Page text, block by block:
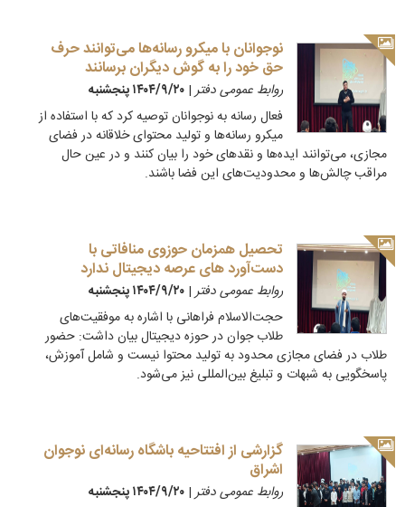
نوجوانان با میکرو رسانه‌ها می‌توانند حرف
حق خود را به گوش دیگران برسانند
روابط عمومی دفتر| ۱۴۰۴/۹/۲۰ پنجشنبه
فعال رسانه به نوجوانان توصیه کرد که با استفاده از
میکرو رسانه‌ها و تولید محتوای خلاقانه در فضای
مجازی، می‌توانند ایده‌ها و نقدهای خود را بیان کنند و در عین حال
مراقب چالش‌ها و محدودیت‌های این فضا باشند.
تحصیل همزمان حوزوی منافاتی با
دست‌آورد های عرصه دیجیتال ندارد
روابط عمومی دفتر| ۱۴۰۴/۹/۲۰ پنجشنبه
حجت‌الاسلام فراهانی با اشاره به موفقیت‌های
طلاب جوان در حوزه دیجیتال بیان داشت: حضور
طلاب در فضای مجازی محدود به تولید محتوا نیست و شامل آموزش،
پاسخگویی به شبهات و تبلیغ بین‌المللی نیز می‌شود.
گزارشی از افتتاحیه باشگاه رسانه‌ای نوجوان
اشراق
روابط عمومی دفتر| ۱۴۰۴/۹/۲۰ پنجشنبه